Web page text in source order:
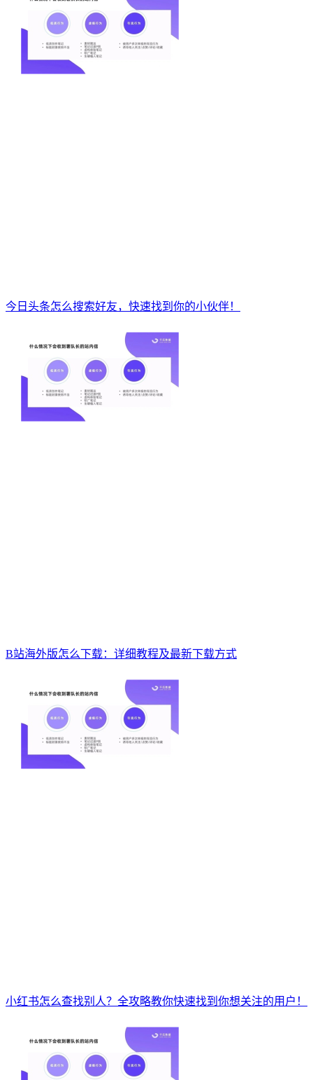
今日头条怎么搜索好友，快速找到你的小伙伴！
B站海外版怎么下载：详细教程及最新下载方式
小红书怎么查找别人？全攻略教你快速找到你想关注的用户！